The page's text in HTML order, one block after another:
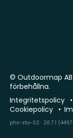
© Outdoormap
förbehållna.
Integritetspolicy
Cookiepolicy
phx-sto-02 · 26.7.1